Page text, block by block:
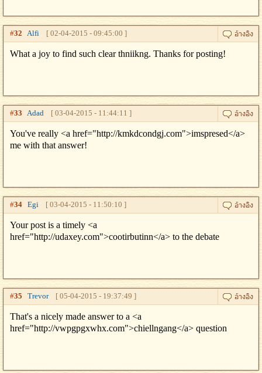
#32 Alfi [ 02-04-2015 - 09:45:00 ]
What a joy to find such clear thniikng. Thanks for posting!
#33 Adad [ 03-04-2015 - 11:44:11 ]
You've really <a href="http://kmkdcondgj.com">imspresed</a>
me with that answer!
#34 Egi [ 03-04-2015 - 11:50:10 ]
Your post is a timely <a
href="http://udaxey.com">cootirbutinn</a> to the debate
#35 Trevor[ 05-04-2015 - 19:37:49 ]
That's a nicely made answer to a <a
href="http://vwpgpgxwhx.com">chiellngang</a> question